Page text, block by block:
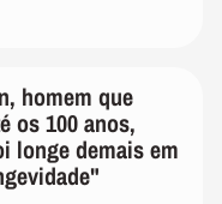
homem que
os 100 anos,
longe demais em